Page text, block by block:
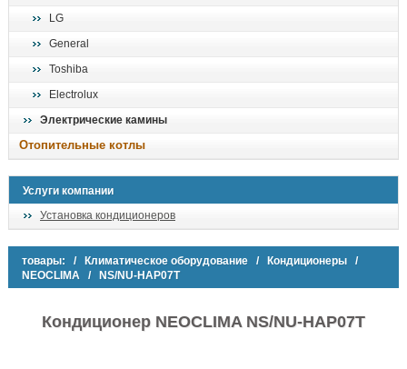
LG
General
Toshiba
Electrolux
Электрические камины
Отопительные котлы
Услуги компании
Установка кондиционеров
товары: / Климатическое оборудование / Кондиционеры /
NEOCLIMA / NS/NU-HAP07T
Кондиционер NEOCLIMA NS/NU-HAP07T